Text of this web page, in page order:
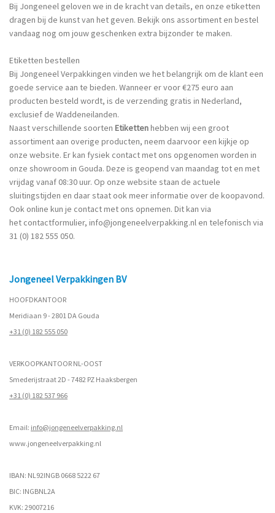
Bij Jongeneel geloven we in de kracht van details, en onze etiketten
dragen bij de kunst van het geven. Bekijk ons assortiment en bestel
vandaag nog om jouw geschenken extra bijzonder te maken.
Etiketten bestellen
Bij Jongeneel Verpakkingen vinden we het belangrijk om de klant een
goede service aan te bieden. Wanneer er voor €275 euro aan
producten besteld wordt, is de verzending gratis in Nederland,
exclusief de Waddeneilanden.
Naast verschillende soorten Etikettenhebben wij een groot
assortiment aan overige producten, neem daarvoor een kijkje op
onze website. Er kan fysiek contact met ons opgenomen worden in
onze showroom in Gouda. Deze is geopend van maandag tot en met
vrijdag vanaf 08:30 uur. Op onze website staan de actuele
sluitingstijden en daar staat ook meer informatie over de koopavond.
Ook online kun je contact met ons opnemen. Dit kan via
het contactformulier, info@jongeneelverpakking.nl en telefonisch via
31 (0) 182 555 050.
Jongeneel Verpakkingen BV
HOOFDKANTOOR
Meridiaan 9 - 2801 DA Gouda
+31 (0) 182 555 050
VERKOOPKANTOOR NL-OOST
Smederijstraat 2D - 7482 PZ Haaksbergen
+31 (0) 182 537 966
Email: info@jongeneelverpakking.nl
www.jongeneelverpakking.nl
IBAN: NL92INGB 0668 5222 67
BIC: INGBNL2A
KVK: 29007216